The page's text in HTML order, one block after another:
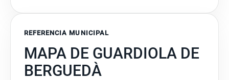
REFERENCIA MUNICIPAL
MAPA DE GUARDIOLA DE
BERGUEDÀ